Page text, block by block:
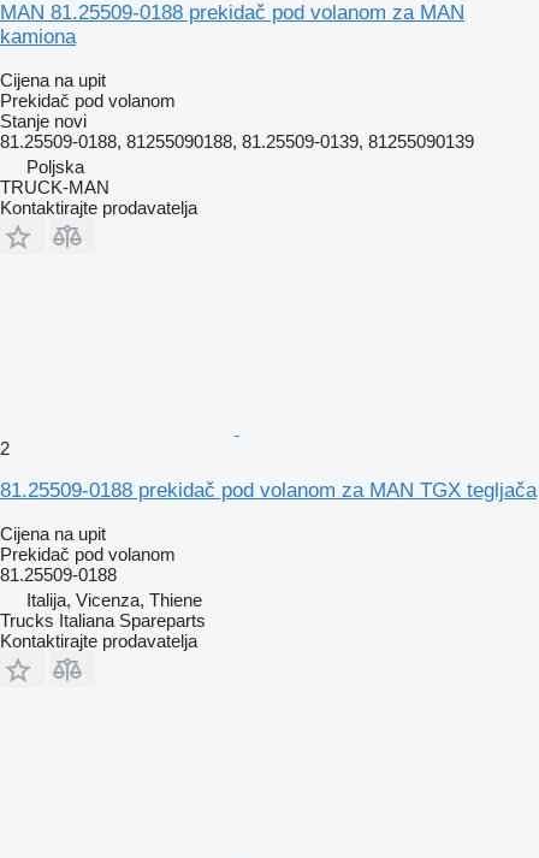
MAN 81.25509-0188 prekidač pod volanom za MAN
kamiona
Cijena na upit
Prekidač pod volanom
Stanje novi
81.25509-0188, 81255090188, 81.25509-0139, 81255090139
Poljska
TRUCK-MAN
Kontaktirajte prodavatelja
2
81.25509-0188 prekidač pod volanom za MAN TGX tegljača
Cijena na upit
Prekidač pod volanom
81.25509-0188
Italija, Vicenza, Thiene
Trucks Italiana Spareparts
Kontaktirajte prodavatelja